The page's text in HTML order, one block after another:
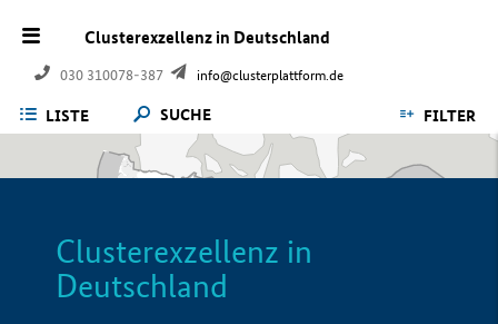
Clusterexzellenz in Deutschland
030 310078-387 info@clusterplattform.de
LISTE SUCHE FILTER
Clusterexzellenz in
Deutschland